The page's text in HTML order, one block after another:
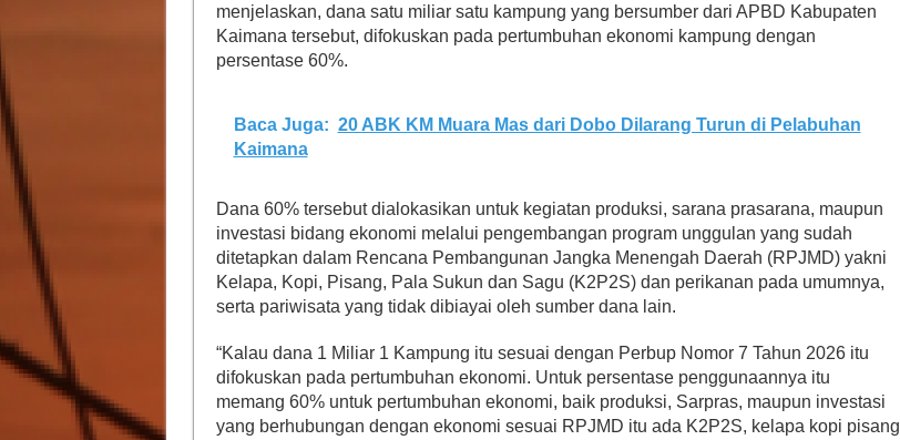
menjelaskan, dana satu miliar satu kampung yang bersumber dari APBD Kabupaten
Kaimana tersebut, difokuskan pada pertumbuhan ekonomi kampung dengan
persentase 60%.
Baca Juga: 20 ABK KM Muara Mas dari Dobo Dilarang Turun di Pelabuhan
Kaimana
Dana 60% tersebut dialokasikan untuk kegiatan produksi, sarana prasarana, maupun
investasi bidang ekonomi melalui pengembangan program unggulan yang sudah
ditetapkan dalam Rencana Pembangunan Jangka Menengah Daerah (RPJMD) yakni
Kelapa, Kopi, Pisang, Pala Sukun dan Sagu (K2P2S) dan perikanan pada umumnya,
serta pariwisata yang tidak dibiayai oleh sumber dana lain.
“Kalau dana 1 Miliar 1 Kampung itu sesuai dengan Perbup Nomor 7 Tahun 2026 itu
difokuskan pada pertumbuhan ekonomi. Untuk persentase penggunaannya itu
memang 60% untuk pertumbuhan ekonomi, baik produksi, Sarpras, maupun investasi
yang berhubungan dengan ekonomi sesuai RPJMD itu ada K2P2S, kelapa kopi pisang